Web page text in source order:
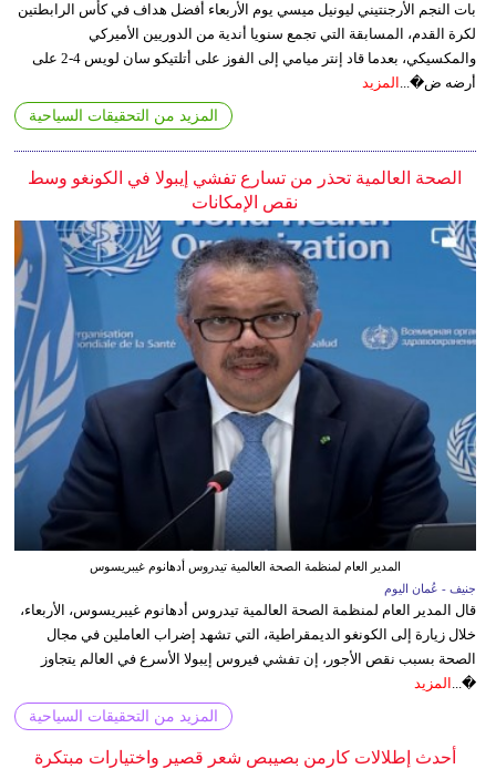
بات النجم الأرجنتيني ليونيل ميسي يوم الأربعاء أفضل هداف في كأس الرابطتين
لكرة القدم، المسابقة التي تجمع سنويا أندية من الدوريين الأميركي
والمكسيكي، بعدما قاد إنتر ميامي إلى الفوز على أتلتيكو سان لويس 4-2 على
أرضه ض�... المزيد
المزيد من التحقيقات السياحية
الصحة العالمية تحذر من تسارع تفشي إيبولا في الكونغو وسط
نقص الإمكانات
المدير العام لمنظمة الصحة العالمية تيدروس أدهانوم غيبريسوس
جنيف - عُمان اليوم
قال المدير العام لمنظمة الصحة العالمية تيدروس أدهانوم غيبريسوس، الأربعاء،
خلال زيارة إلى الكونغو الديمقراطية، التي تشهد إضراب العاملين في مجال
الصحة بسبب نقص الأجور، إن تفشي فيروس إيبولا الأسرع في العالم يتجاوز
�... المزيد
المزيد من التحقيقات السياحية
أحدث إطلالات كارمن بصيبص شعر قصير واختيارات مبتكرة